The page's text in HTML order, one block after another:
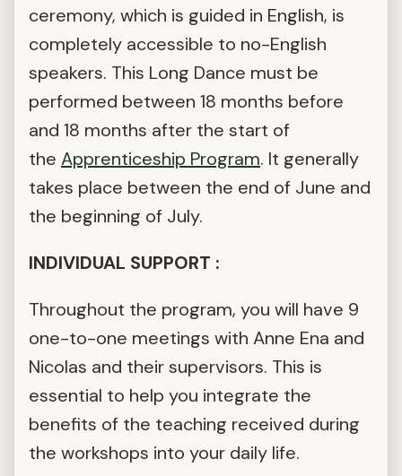
ceremony, which is guided in English, is
completely accessible to no-English
speakers. This Long Dance must be
performed between 18 months before
and 18 months after the start of
the Apprenticeship Program. It generally
takes place between the end of June and
the beginning of July.
INDIVIDUAL SUPPORT :
Throughout the program, you will have 9
one-to-one meetings with Anne Ena and
Nicolas and their supervisors. This is
essential to help you integrate the
benefits of the teaching received during
the workshops into your daily life.